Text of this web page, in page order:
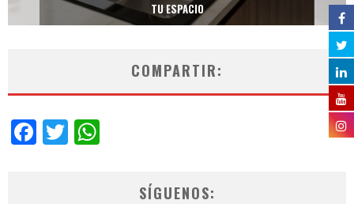
TU ESPACIO
COMPARTIR:
Facebook
Twitter
SÍGUENOS: